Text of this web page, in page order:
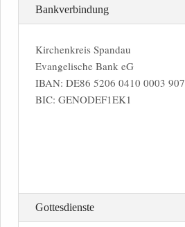
Bankverbindung
Kirchenkreis Spandau
Evangelische Bank eG
IBAN: DE86 5206 0410 0003
BIC: GENODEF1EK1
Gottesdienste